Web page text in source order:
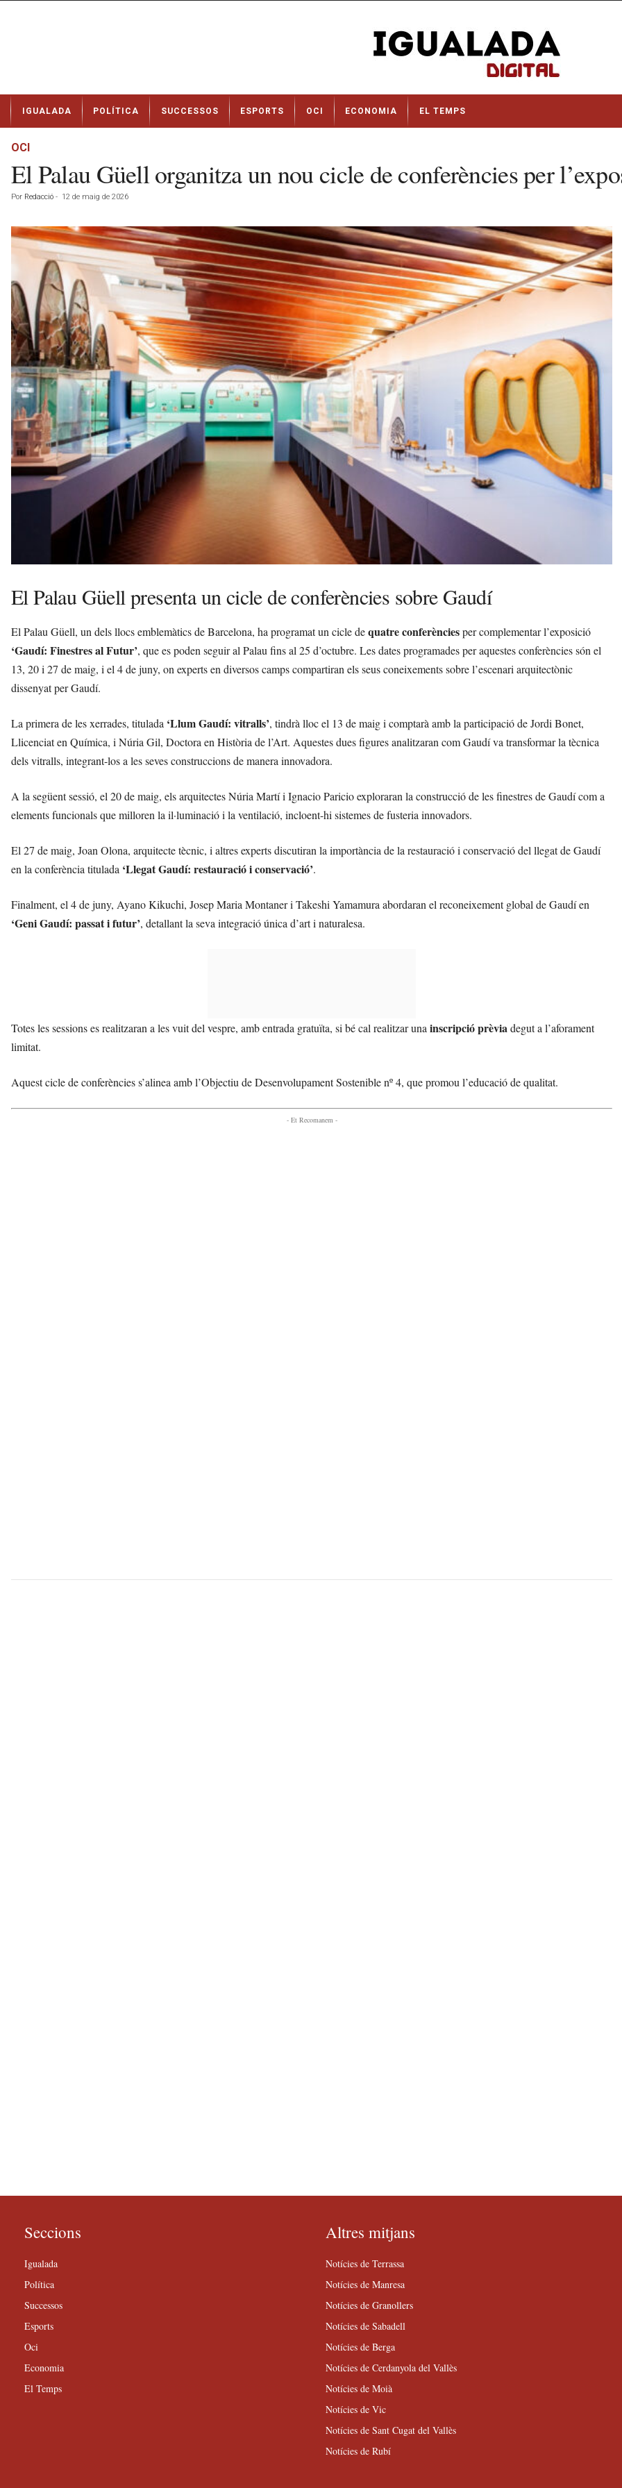
t
IGUALADA POLÍTICA SUCCESSOS ESPORTS OCI ECONOMIA EL TEMPS
OCI
El Palau Güell organitza un nou cicle de conferències per
Por Redacció - 12 de maig de 2026
El Palau Güell presenta un cicle de conferències sobre Gaudí
El Palau Güell, un dels llocs emblemàtics de Barcelona, ha programat un cicle dequatre conferènciesper complementar l’exposició
‘Gaudí: Finestres al Futur’, que es poden seguir al Palau fins al 25 d’octubre. Les dates programades per aquestes conferències són el
13, 20 i 27 de maig, i el 4 de juny, on experts en diversos camps compartiran els seus coneixements sobre l’escenari arquitectònic
dissenyat per Gaudí.
La primera de les xerrades, titulada ‘Llum Gaudí: vitralls’, tindrà lloc el 13 de maig i comptarà amb la participació de Jordi Bonet,
Llicenciat en Química, i Núria Gil, Doctora en Història de l’Art. Aquestes dues figures analitzaran com Gaudí va transformar la tècnica
dels vitralls, integrant-los a les seves construccions de manera innovadora.
A la següent sessió, el 20 de maig, els arquitectes Núria Martí i Ignacio Paricio exploraran la construcció de les finestres de Gaudí com a
elements funcionals que milloren la il·luminació i la ventilació, incloent-hi sistemes de fusteria innovadors.
El 27 de maig, Joan Olona, arquitecte tècnic, i altres experts discutiran la importància de la restauració i conservació del llegat de Gaudí
en la conferència titulada ‘Llegat Gaudí: restauració i conservació’.
Finalment, el 4 de juny, Ayano Kikuchi, Josep Maria Montaner i Takeshi Yamamura abordaran el reconeixement global de Gaudí en
‘Geni Gaudí: passat i futur’, detallant la seva integració única d’art i naturalesa.
Totes les sessions es realitzaran a les vuit del vespre, amb entrada gratuïta, si bé cal realitzar unainscripció prèviadegut a l’aforament
limitat.
Aquest cicle de conferències s’alinea amb l’Objectiu de Desenvolupament Sostenible nº 4, que promou l’educació de qualitat.
- Et Recomanem -
Seccions
Igualada
Política
Successos
Esports
Oci
Economia
El Temps
Altres mitjans
Notícies de Terrassa
Notícies de Manresa
Notícies de Granollers
Notícies de Sabadell
Notícies de Berga
Notícies de Cerdanyola del Vallès
Notícies de Moià
Notícies de Vic
Notícies de Sant Cugat del Vallès
Notícies de Rubí